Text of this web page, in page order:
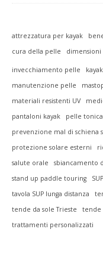
attrezzatura per kayak
cura della pelle
dimensioni
invecchiamento pelle kayak
manutenzione pelle
materiali resistenti UV
pantaloni kayak
pelle tonica
prevenzione mal di schiena
protezione solare esterni
salute orale
sbiancamento
stand up paddle touring
tavola SUP lunga distanza
tende da sole Trieste
tende
trattamenti personalizzati